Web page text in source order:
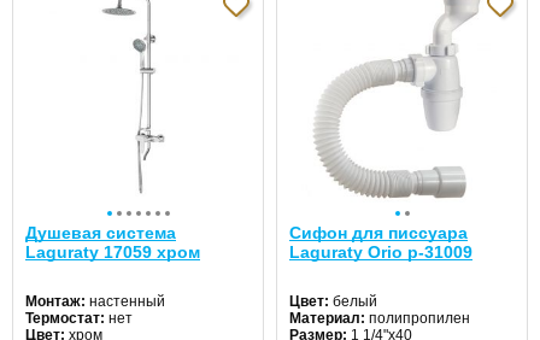
Душевая система
Laguraty 17059 хром
Монтаж: настенный
Термостат: нет
Цвет: хром
Сифон для писсуара
Laguraty Orio p-31009
Цвет: белый
Материал: полипропилен
Размер: 1 1/4"х40